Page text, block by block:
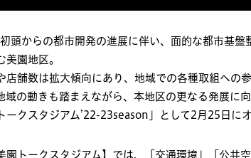
頭からの都市開発の進展に伴い、面的な都市基
美園地区。
店舗数は拡大傾向にあり、地域での各種取組への
域の動きも踏まえながら、本地区の更なる発展に
ークスタジアム’22-23season」として2月25日に
園トークスタジアム】では、「交通環境」「公共